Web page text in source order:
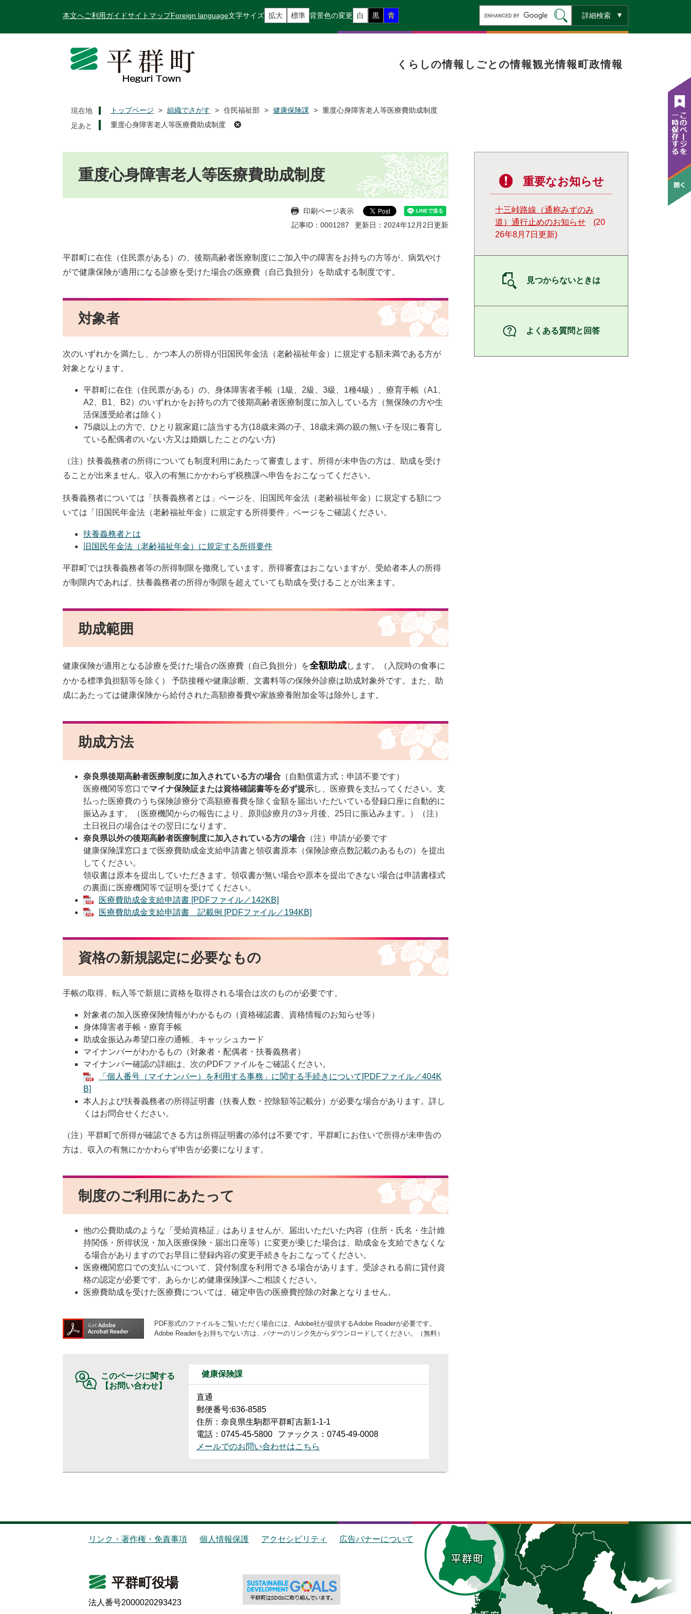
本文へご利用ガイドサイトマップForeign language文字サイズ 拡大 標準 背景色の変更 白 黒 青
ー
ー
詳細検索
くらしの情報 しごとの情報観光情報町政情報
現在地 トップページ > 組織でさがす > 住民福祉部 > 健康保険課 > 重度心身障害老人等医療費助成制度
重度心身障害老人等医療費助成制度
重度心身障害老人等医療費助成制度
印刷ページ表示
記事ID：0001287
更新日：2024年12月2日更新
平群町に在住（住民票がある）の、後期高齢者医療制度にご加入中の障害をお持ちの方等が、病気やけ
がで健康保険が適用になる診療を受けた場合の医療費（自己負担分）を助成する制度です。
対象者
次のいずれかを満たし、かつ本人の所得が旧国民年金法（老齢福祉年金）に規定する額未満である方が
対象となります。
平群町に在住（住民票がある）の、身体障害者手帳（1級、2級、3級、1種4級）、療育手帳（A1、
A2、B1、B2）のいずれかをお持ちの方で後期高齢者医療制度に加入している方（無保険の方や生
活保護受給者は除く）
75歳以上の方で、ひとり親家庭に該当する方(18歳未満の子、18歳未満の親の無い子を現に養育し
ている配偶者のいない方又は婚姻したことのない方)
（注）扶養義務者の所得についても制度利用にあたって審査します。所得が未申告の方は、助成を受け
ることが出来ません。収入の有無にかかわらず税務課へ申告をおこなってください。
扶養義務者については「扶養義務者とは」ページを、旧国民年金法（老齢福祉年金）に規定する額につ
いては「旧国民年金法（老齢福祉年金）に規定する所得要件」ページをご確認ください。
扶養義務者とは
旧国民年金法（老齢福祉年金）に規定する所得要件
平群町では扶養義務者等の所得制限を撤廃しています。所得審査はおこないますが、受給者本人の所得
が制限内であれば、扶養義務者の所得が制限を超えていても助成を受けることが出来ます。
助成範囲
健康保険が適用となる診療を受けた場合の医療費（自己負担分）を全額助成します。（入院時の食事に
かかる標準負担額等を除く） 予防接種や健康診断、文書料等の保険外診療は助成対象外です。また、助
成にあたっては健康保険から給付された高額療養費や家族療養附加金等は除外します。
助成方法
奈良県後期高齢者医療制度に加入されている方の場合 （自動償還方式：申請不要です）
医療機関等窓口でマイナ保険証または資格確認書等を必ず提示し、医療費を支払ってください。支
払った医療費のうち保険診療分で高額療養費を除く金額を届出いただいている登録口座に自動的に
振込みます。（医療機関からの報告により、原則診療月の3ヶ月後、25日に振込みます。）（注）
土日祝日の場合はその翌日になります。
奈良県以外の後期高齢者医療制度に加入されている方の場合 （注）申請が必要です
健康保険課窓口まで医療費助成金支給申請書と領収書原本（保険診療点数記載のあるもの）を提出
してください。
領収書は原本を提出していただきます。領収書が無い場合や原本を提出できない場合は申請書様式
の裏面に医療機関等で証明を受けてください。
医療費助成金支給申請書 [PDFファイル／142KB]
医療費助成金支給申請書 記載例 [PDFファイル／194KB]
資格の新規認定に必要なもの
手帳の取得、転入等で新規に資格を取得される場合は次のものが必要です。
対象者の加入医療保険情報がわかるもの（資格確認書、資格情報のお知らせ等）
身体障害者手帳・療育手帳
助成金振込み希望口座の通帳、キャッシュカード
マイナンバーがわかるもの（対象者・配偶者・扶養義務者）
マイナンバー確認の詳細は、次のPDFファイルをご確認ください。
「個人番号（マイナンバー）を利用する事務」に関する手続きについて[PDFファイル／404K
B]
本人および扶養義務者の所得証明書（扶養人数・控除額等記載分）が必要な場合があります。詳し
くはお問合せください。
（注）平群町で所得が確認できる方は所得証明書の添付は不要です。平群町にお住いで所得が未申告の
方は、収入の有無にかかわらず申告が必要になります。
制度のご利用にあたって
他の公費助成のような「受給資格証」はありませんが、届出いただいた内容（住所・氏名・生計維
持関係・所得状況・加入医療保険・届出口座等）に変更が乗じた場合は、助成金を支給できなくな
る場合がありますのでお早目に登録内容の変更手続きをおこなってください。
医療機関窓口での支払いについて、貸付制度を利用できる場合があります。受診される前に貸付資
格の認定が必要です。あらかじめ健康保険課へご相談ください。
医療費助成を受けた医療費については、確定申告の医療費控除の対象となりません。
PDF形式のファイルをご覧いただく場合には、Adobe社が提供するAdobe Readerが必要です。
Adobe Readerをお持ちでない方は、バナーのリンク先からダウンロードしてください。（無料）
このページに関する
【お問い合わせ】
健康保険課
直通
郵便番号:636-8585
住所：奈良県生駒郡平群町吉新1-1-1
電話：0745-45-5800
ファックス：0745-49-0008
メールでのお問い合わせはこちら
重要なお知らせ
十三峠路線（通称みずのみ
道）通行止めのお知らせ
20
26年8月7日更新
見つからないときは
よくある質問と回答
リンク・著作権・免責事項 個人情報保護 アクセシビリティ 広告バナーについて
平群町役場
法人番号2000020293423